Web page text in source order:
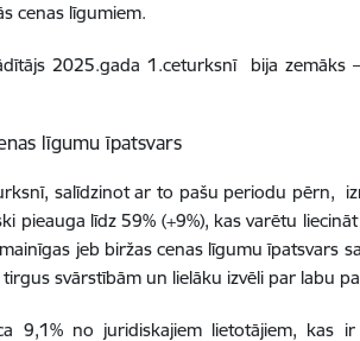
cenas līgumiem.
2025.gada 1.ceturksnī bija zemāks
līgumu īpatsvars
salīdzinot ar to pašu periodu pērn,
pieauga līdz 59% (+9%), kas varētu
jeb biržas cenas līgumu īpatsvars
svārstībām un lielāku izvēli par labu
9,1% no juridiskajiem lietotājiem, kas